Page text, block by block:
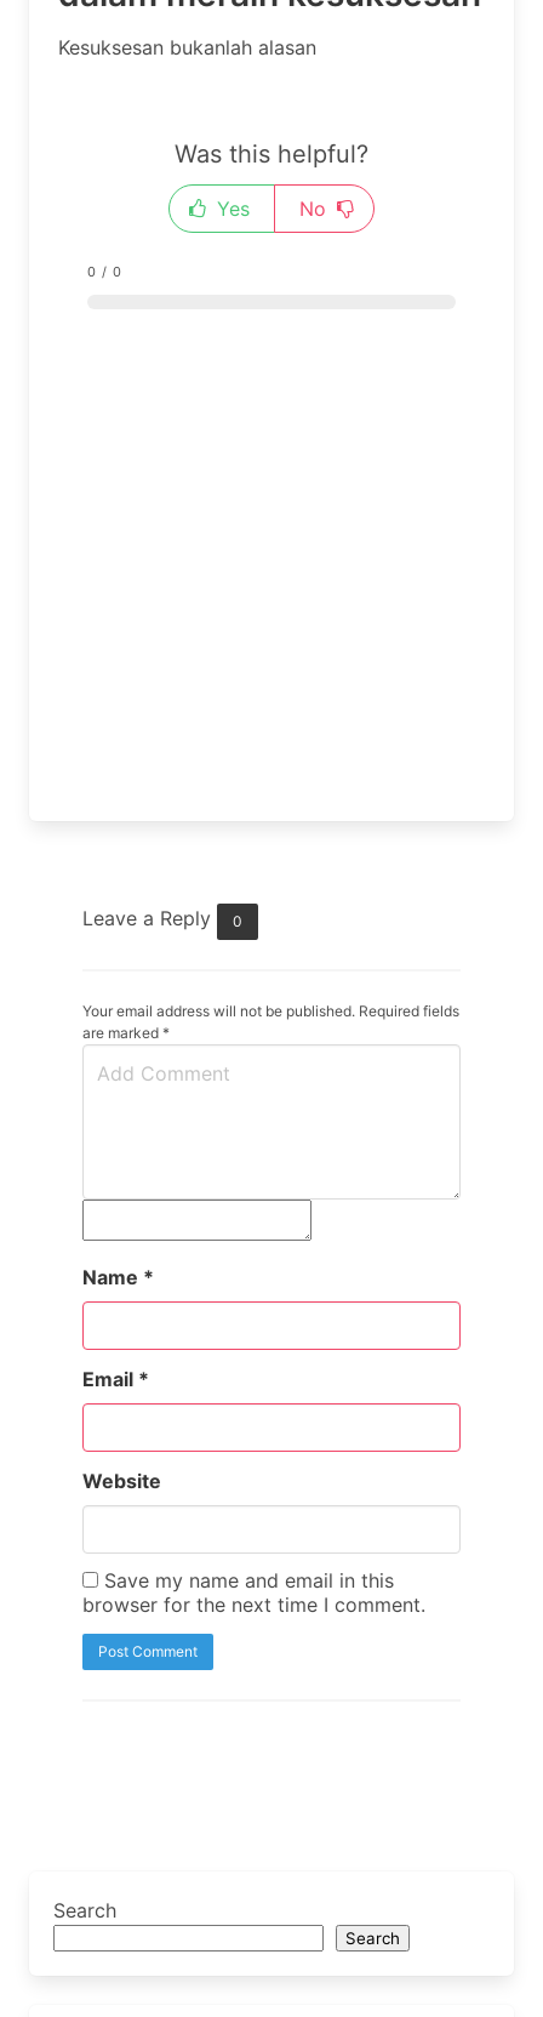
Kesuksesan bukanlah alasan
Was this helpful?
Yes No
0 / 0
Leave a Reply 0
Your email address will not be published. Required fields
are marked *
Name *
Email *
Website
Save my name and email in this
browser for the next time I comment.
Search
Search